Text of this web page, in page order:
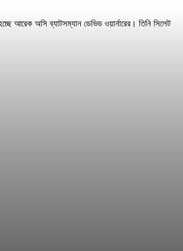
আরেক অসি ব্যাটসম্যান ডেভিড ওয়ার্নারের। তিনি সিলেট